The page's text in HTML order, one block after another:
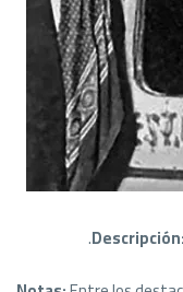
Descripción: